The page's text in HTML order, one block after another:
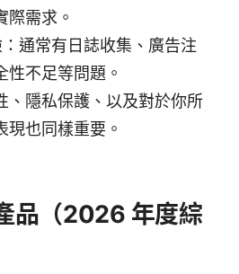
際需求。
通常有日誌收集、廣告注
性不足等問題。
、隱私保護、以及對於你所
現也同樣重要。
品（2026 年度綜